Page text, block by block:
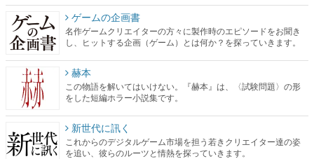
ゲームの企画書
名作ゲームクリエイターの方々に製作時のエピソードをお聞き
し、ヒットする企画（ゲーム）とは何か？を探っていきます。
赫本
この物語を解いてはいけない。『赫本』は、〈試験問題〉の形
をした短編ホラー小説集です。
新世代に訊く
これからのデジタルゲーム市場を担う若きクリエイター達の姿
を追い、彼らのルーツと情熱を探っていきます。